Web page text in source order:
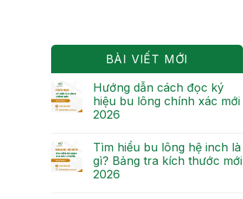
BÀI VIẾT MỚI
Hướng dẫn cách đọc ký
hiệu bu lông chính xác mới
2026
Tìm hiểu bu lông hệ inch là
gì? Bảng tra kích thước mới
2026